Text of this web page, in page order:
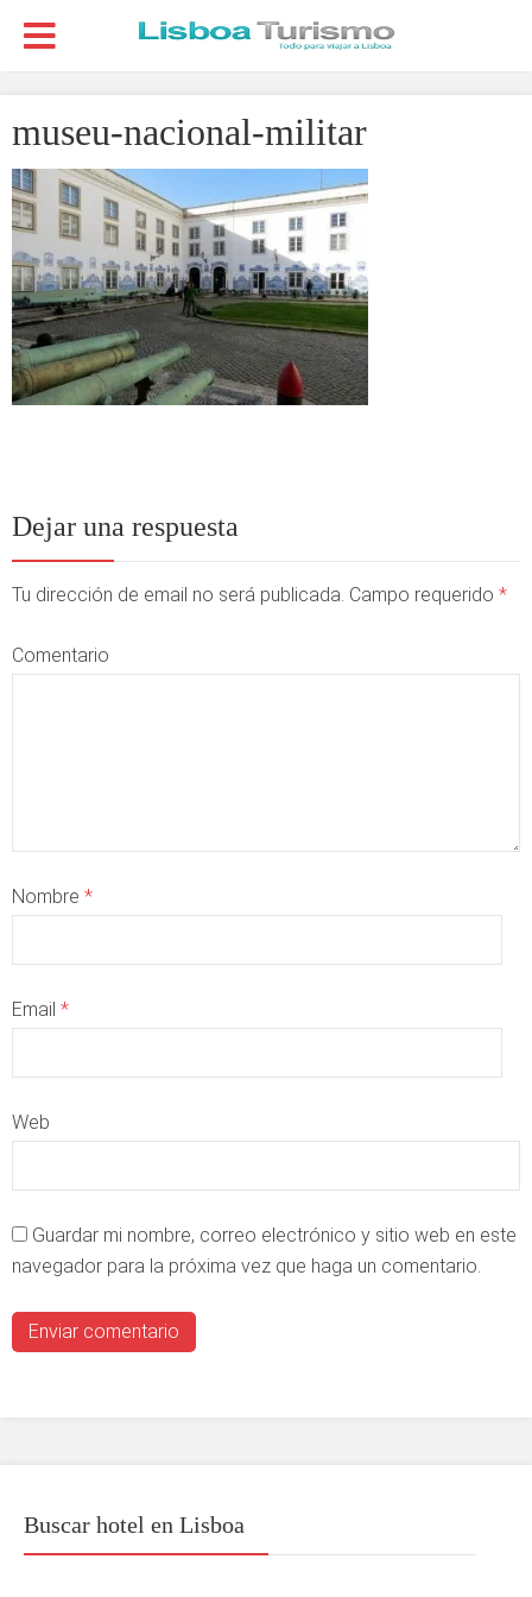
museu-nacional-militar
Dejar una respuesta
Tu dirección de email no será publicada. Campo requerido *
Comentario
Nombre *
Email *
Web
Guardar mi nombre, correo electrónico y sitio web en este
navegador para la próxima vez que haga un comentario.
Buscar hotel en Lisboa